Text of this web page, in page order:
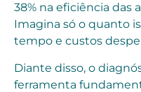
38% na eficiência das
Imagina só o quanto
tempo e custos
Diante disso, o
ferramenta